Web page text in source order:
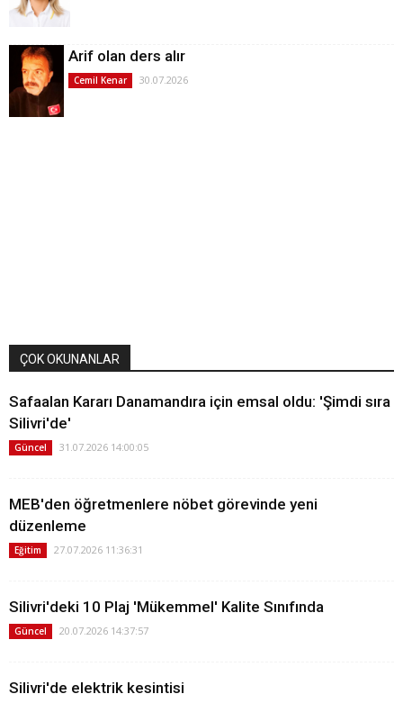
Arif olan ders alır
Cemil Kenar 30.07.2026
ÇOK OKUNANLAR
Safaalan Kararı Danamandıra için emsal oldu: 'Şimdi sıra
Silivri'de'
Güncel 31.07.2026 14:00:05
MEB'den öğretmenlere nöbet görevinde yeni
düzenleme
Eğitim 27.07.2026 11:36:31
Silivri'deki 10 Plaj 'Mükemmel' Kalite Sınıfında
Güncel 20.07.2026 14:37:57
Silivri'de elektrik kesintisi